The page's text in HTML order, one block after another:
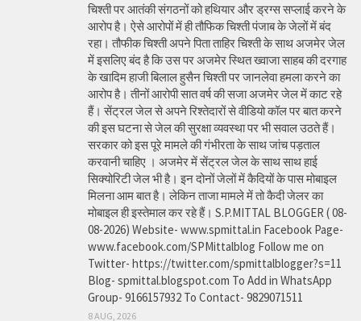
चिश्ती पर आतंकी संगठनों को हथियार और ड्रग्स सप्लाई करने के
आरोप है। ऐसे आरोपों में ही तौफिक चिश्ती पंजाब के जेलों में बंद
रहा। तौफीक चिश्ती अपने पिता ताहिर चिश्ती के साथ अजमेर जेल
में इसलिए बंद है कि उस पर अजमेर स्थित ख्वाजा साहब की दरगाह
के खादिम हाजी बिलाल हुसैन चिश्ती पर जानलेवा हमला करने का
आरोप है। तीनों आरोपी सात वर्ष की सजा अजमेर जेल में काट रहे
हैं। सेंट्रल जेल से अपने रिश्तेदारों से वीडियो कॉल पर बात करने
की इस घटना से जेल की सुरक्षा व्यवस्था पर भी सवाल उठते हैं।
सरकार को इस पूरे मामले की गंभीरता के साथ जांच पड़ताल
करवानी चाहिए । अजमेर में सेंट्रल जेल के साथ साथ हाई
सिक्योरिटी जेल भी है। इन दोनों जेलों में कैदियों के पास मोबाइल
मिलना आम बात है। लेकिन ताजा मामले में तो कैदी जेलर का
मोबाइल ही इस्तेमाल कर रहे हैं। S.P.MITTAL BLOGGER ( 08-
08-2026) Website- www.spmittal.in Facebook Page-
www.facebook.com/SPMittalblog Follow me on
Twitter- https://twitter.com/spmittalblogger?s=11
Blog- spmittal.blogspot.com To Add in WhatsApp
Group- 9166157932 To Contact- 9829071511
8 AUG, 2026